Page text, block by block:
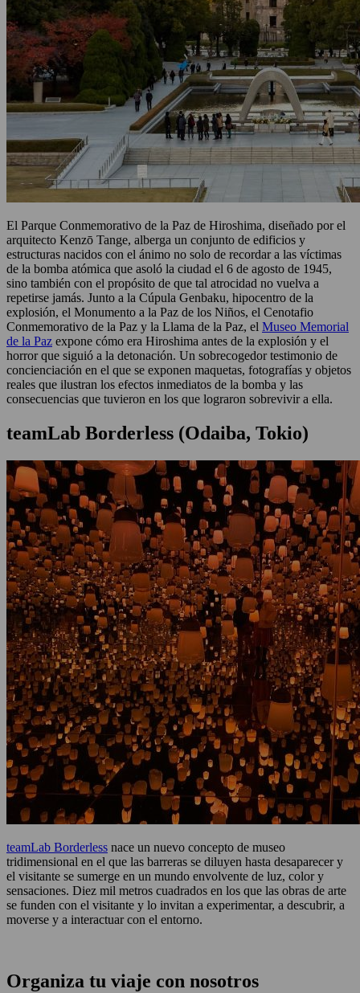
El Parque Conmemorativo de la Paz de Hiroshima, diseñado por el
arquitecto Kenzō Tange, alberga un conjunto de edificios y
estructuras nacidos con el ánimo no solo de recordar a las víctimas
de la bomba atómica que asoló la ciudad el 6 de agosto de 1945,
sino también con el propósito de que tal atrocidad no vuelva a
repetirse jamás. Junto a la Cúpula Genbaku, hipocentro de la
explosión, el Monumento a la Paz de los Niños, el Cenotafio
Conmemorativo de la Paz y la Llama de la Paz, el Museo Memorial
de la Paz expone cómo era Hiroshima antes de la explosión y el
horror que siguió a la detonación. Un sobrecogedor testimonio de
concienciación en el que se exponen maquetas, fotografías y objetos
reales que ilustran los efectos inmediatos de la bomba y las
consecuencias que tuvieron en los que lograron sobrevivir a ella.
teamLab Borderless (Odaiba, Tokio)
teamLab Borderless nace un nuevo concepto de museo
tridimensional en el que las barreras se diluyen hasta desaparecer y
el visitante se sumerge en un mundo envolvente de luz, color y
sensaciones. Diez mil metros cuadrados en los que las obras de arte
se funden con el visitante y lo invitan a experimentar, a descubrir, a
moverse y a interactuar con el entorno.
Organiza tu viaje con nosotros